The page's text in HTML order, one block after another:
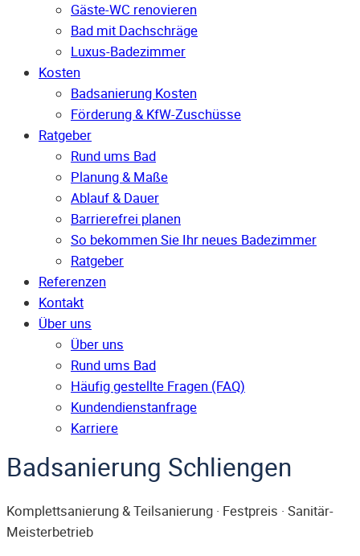
Gäste-WC renovieren
Bad mit Dachschräge
Luxus-Badezimmer
Kosten
Badsanierung Kosten
Förderung & KfW-Zuschüsse
Ratgeber
Rund ums Bad
Planung & Maße
Ablauf & Dauer
Barrierefrei planen
So bekommen Sie Ihr neues Badezimmer
Ratgeber
Referenzen
Kontakt
Über uns
Über uns
Rund ums Bad
Häufig gestellte Fragen (FAQ)
Kunden­dienst­anfrage
Karriere
Badsanierung Schliengen
Komplettsanierung & Teilsanierung · Festpreis · Sanitär-
Meisterbetrieb